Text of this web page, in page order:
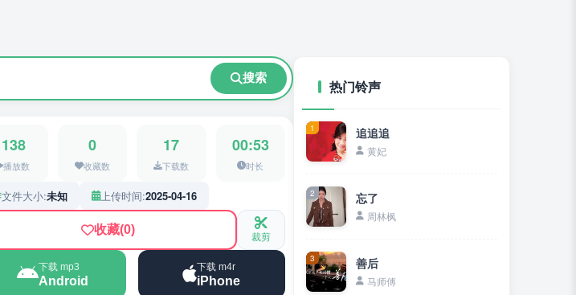
搜索
138
播放数
0
收藏数
17
下载数
00:53
时长
文件大小:未知 上传时间:2025-04-16
收藏(0) 裁剪
下载 mp3
Android
下载 m4r
iPhone
热门铃声
1 追追追
黄妃
2 忘了
周林枫
3 善后
马师傅